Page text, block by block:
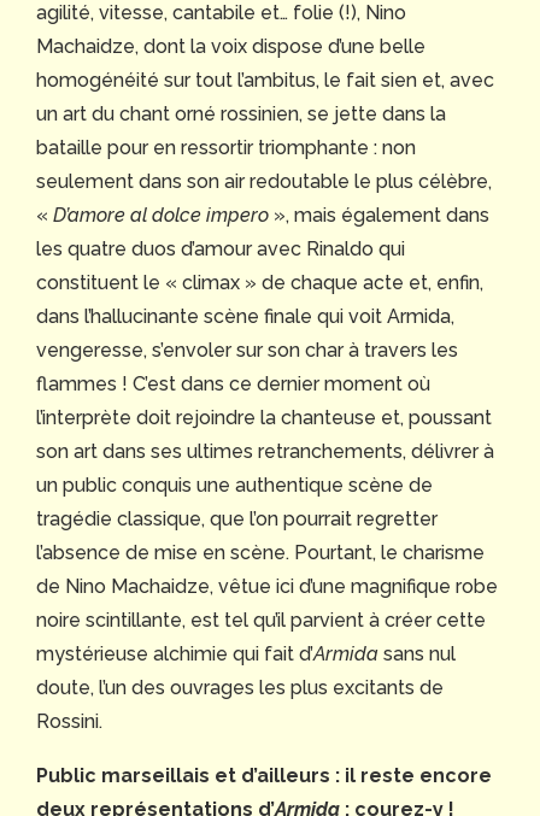
agilité, vitesse, cantabile et… folie (!), Nino
Machaidze, dont la voix dispose d’une belle
homogénéité sur tout l’ambitus, le fait sien et, avec
un art du chant orné rossinien, se jette dans la
bataille pour en ressortir triomphante : non
seulement dans son air redoutable le plus célèbre,
« D’amore al dolce impero », mais également dans
les quatre duos d’amour avec Rinaldo qui
constituent le « climax » de chaque acte et, enfin,
dans l’hallucinante scène finale qui voit Armida,
vengeresse, s’envoler sur son char à travers les
flammes ! C’est dans ce dernier moment où
l’interprète doit rejoindre la chanteuse et, poussant
son art dans ses ultimes retranchements, délivrer à
un public conquis une authentique scène de
tragédie classique, que l’on pourrait regretter
l’absence de mise en scène. Pourtant, le charisme
de Nino Machaidze, vêtue ici d’une magnifique robe
noire scintillante, est tel qu’il parvient à créer cette
mystérieuse alchimie qui fait d’Armida sans nul
doute, l’un des ouvrages les plus excitants de
Rossini.
Public marseillais et d’ailleurs : il reste encore
deux représentations d’Armida : courez-y !